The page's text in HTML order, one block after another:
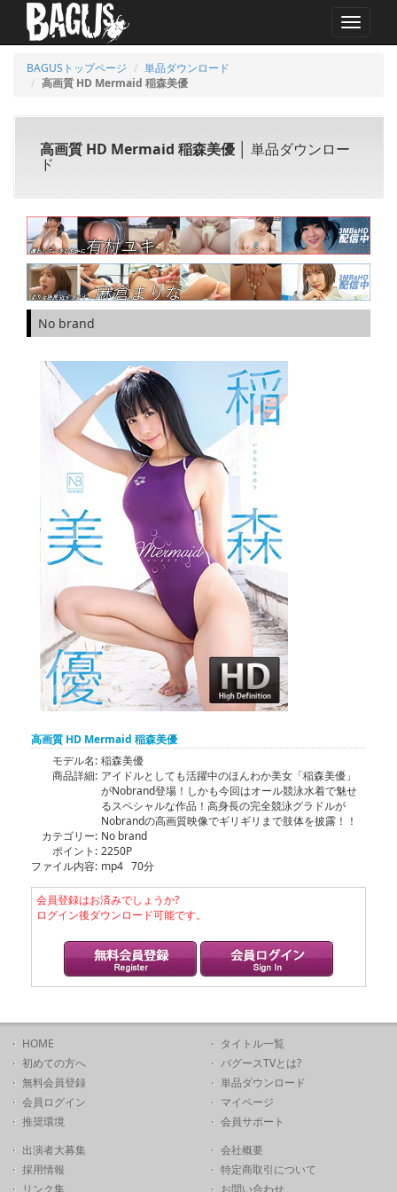
MENU
BAGUSトップページ
単品ダウンロード
高画質 HD Mermaid 稲森美優
高画質 HD Mermaid 稲森美優 │ 単品ダウンロー
ド
No brand
高画質 HD Mermaid 稲森美優
モデル名: 稲森美優
商品詳細: アイドルとしても活躍中のほんわか美女「稲森美優」
がNobrand登場！しかも今回はオール競泳水着で魅せ
るスペシャルな作品！高身長の完全競泳グラドルが
Nobrandの高画質映像でギリギリまで肢体を披露！！
カテゴリー: No brand
ポイント: 2250P
ファイル内容: mp4 70分
会員登録はお済みでしょうか?
ログイン後ダウンロード可能です。
HOME
初めての方へ
無料会員登録
会員ログイン
推奨環境
タイトル一覧
バグースTVとは?
単品ダウンロード
マイページ
会員サポート
出演者大募集
採用情報
リンク集
会社概要
特定商取引について
お問い合わせ